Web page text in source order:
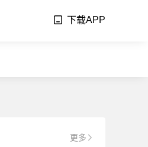
下载APP
更多